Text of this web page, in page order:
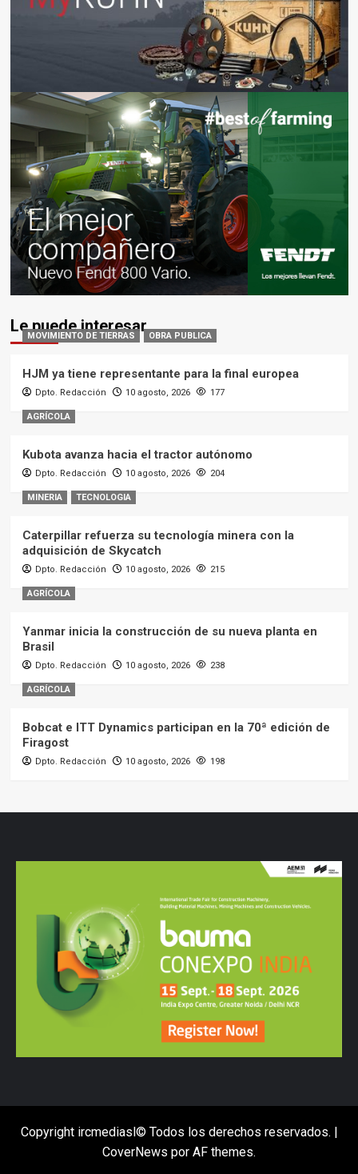
Le puede interesar
MOVIMIENTO DE TIERRAS OBRA PUBLICA
HJM ya tiene representante para la final europea
Dpto. Redacción 10 agosto, 2026 177
AGRÍCOLA
Kubota avanza hacia el tractor autónomo
Dpto. Redacción 10 agosto, 2026 204
MINERIA TECNOLOGIA
Caterpillar refuerza su tecnología minera con la
adquisición de Skycatch
Dpto. Redacción 10 agosto, 2026 215
AGRÍCOLA
Yanmar inicia la construcción de su nueva planta en
Brasil
Dpto. Redacción 10 agosto, 2026 238
AGRÍCOLA
Bobcat e ITT Dynamics participan en la 70ª edición de
Firagost
Dpto. Redacción 10 agosto, 2026 198
Copyright ircmediasl© Todos los derechos reservados. |
CoverNews por AF themes.